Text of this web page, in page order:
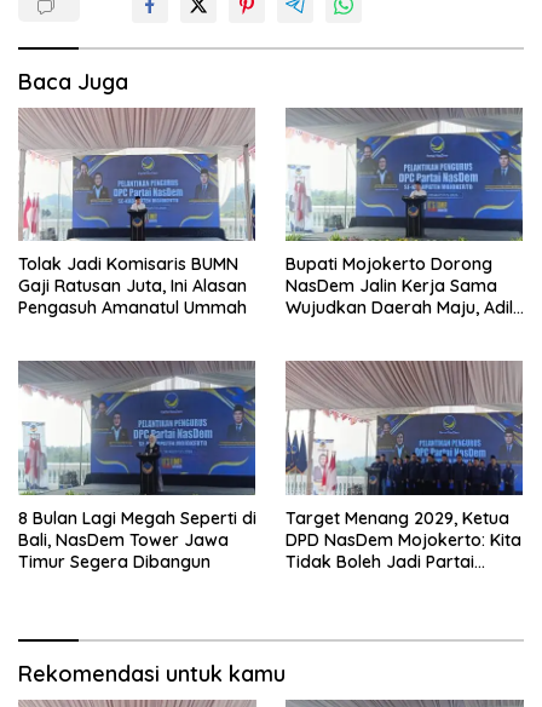
Baca Juga
Tolak Jadi Komisaris BUMN
Gaji Ratusan Juta, Ini Alasan
Pengasuh Amanatul Ummah
Bupati Mojokerto Dorong
NasDem Jalin Kerja Sama
Wujudkan Daerah Maju, Adil,
8 Bulan Lagi Megah Seperti di
Bali, NasDem Tower Jawa
Timur Segera Dibangun
Target Menang 2029, Ketua
DPD NasDem Mojokerto: Kita
Tidak Boleh Jadi Partai
Rekomendasi untuk kamu